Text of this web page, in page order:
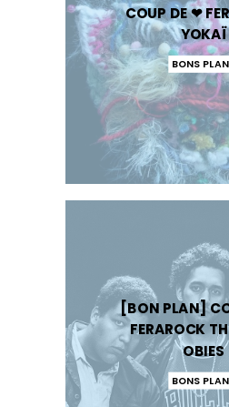
COUP DE ❤
YOKAÏ
BONS
[BON PLAN]
FERAROCK
OBIES
BONS